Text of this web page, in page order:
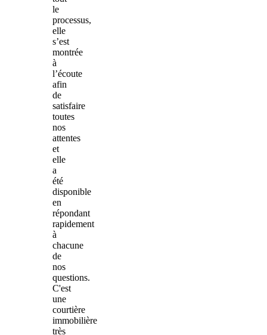
le
processus,
elle
s’est
montrée
à
l’écoute
afin
de
satisfaire
toutes
nos
attentes
et
elle
a
été
disponible
en
répondant
rapidement
à
chacune
de
nos
questions.
C'est
une
courtière
immobilière
très